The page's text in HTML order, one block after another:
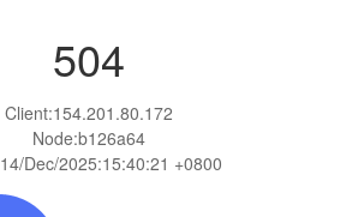
504
Client:154.201.80.172
Node:b126a64
14/Dec/2025:15:40:21 +0800